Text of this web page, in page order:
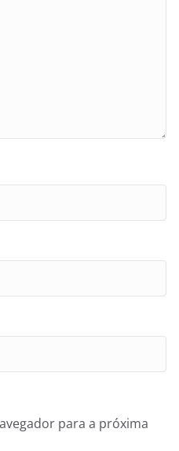
para a próxima